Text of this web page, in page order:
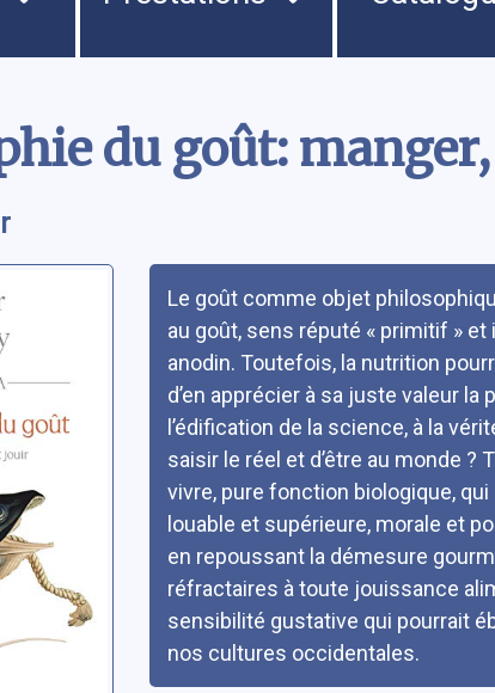
du goût:
Le goût comme objet
au goût, sens réputé « primitif »
anodin. Toutefois, la nutrition
d’en apprécier à sa juste valeur
l’édification de la science, à la
saisir le réel et d’être au monde ?
vivre, pure fonction biologique,
louable et supérieure, morale et
en repoussant la démesure
réfractaires à toute jouissance
sensibilité gustative qui pourrait
nos cultures occidentales.